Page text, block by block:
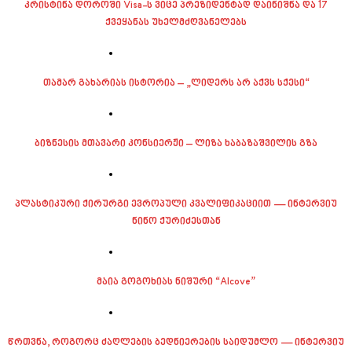
კრისტინა დოროში Visa-ს ვიცე პრეზიდენტად დაინიშნა და 17
ქვეყანას უხელმძღვანელებს
თამარ გახარიას ისტორია – „ლიდერს არ აქვს სქესი“
ბიზნესის მთავარი კონსიერჟი – ლიზა ხაბაზაშვილის გზა
პლასტიკური ქირურგი ევროპული კვალიფიკაციით — ინტერვიუ
ნინო ქურიძესთან
მაია გოგოხიას ნიშური “Alcove”
წრთვნა, როგორც ძაღლების ბედნიერების საიდუმლო — ინტერვიუ